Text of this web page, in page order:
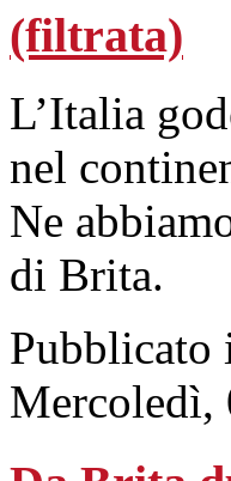
(filtrata)
L’Italia
nel
Ne
di Brita.
Pubblicato
Mercoledì,